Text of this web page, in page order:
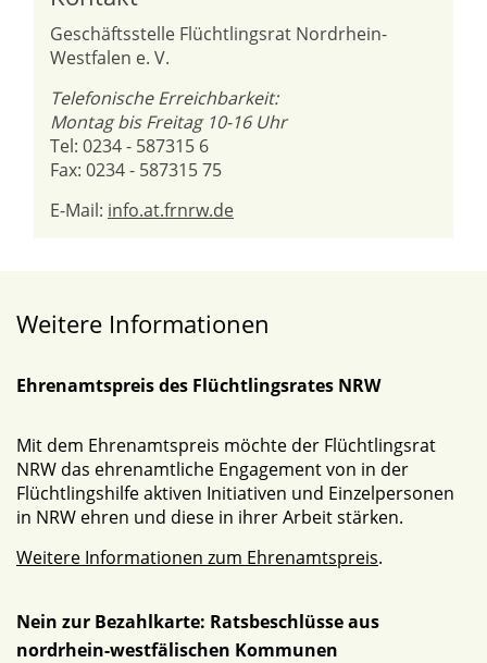
Geschäftsstelle Flüchtlingsrat Nordrhein-
Westfalen e. V.
Telefonische Erreichbarkeit:
Montag bis Freitag 10-16 Uhr
Tel: 0234 - 587315 6
Fax: 0234 - 587315 75
E-Mail: info.at.frnrw.de
Weitere Informationen
Ehrenamtspreis des Flüchtlingsrates NRW
Mit dem Ehrenamtspreis möchte der Flüchtlingsrat
NRW das ehrenamtliche Engagement von in der
Flüchtlingshilfe aktiven Initiativen und Einzelpersonen
in NRW ehren und diese in ihrer Arbeit stärken.
Weitere Informationen zum Ehrenamtspreis.
Nein zur Bezahlkarte: Ratsbeschlüsse aus
nordrhein-westfälischen Kommunen